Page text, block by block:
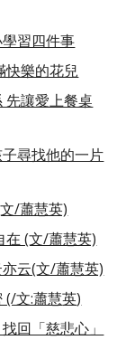
習四件事
快樂的花兒
先讓愛上餐桌
尋找他的一片
/蕭慧英)
在 (文/蕭慧英)
云(文/蕭慧英)
(/文:蕭慧英)
回「慈悲心」